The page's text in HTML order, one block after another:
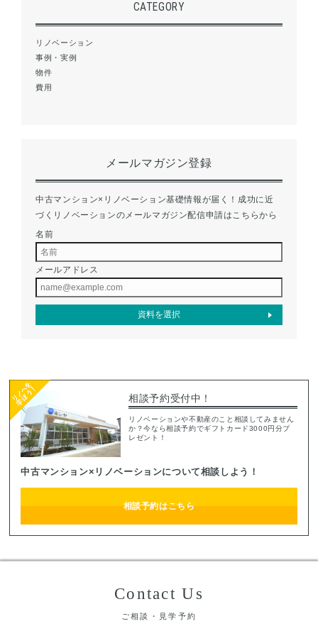
CATEGORY
リノベーション
事例・実例
物件
費用
メールマガジン登録
中古マンション×リノベーション基礎情報が届く！成功に近
づくリノベーションのメールマガジン配信申請はこちらから
名前
メールアドレス
相談予約受付中！
リノベーションや不動産のこと相談してみません
か？今なら相談予約でギフトカード3000円分プ
レゼント！
中古マンション×リノベーションについて相談しよう！
相談予約はこちら
Contact Us
ご相談・見学予約